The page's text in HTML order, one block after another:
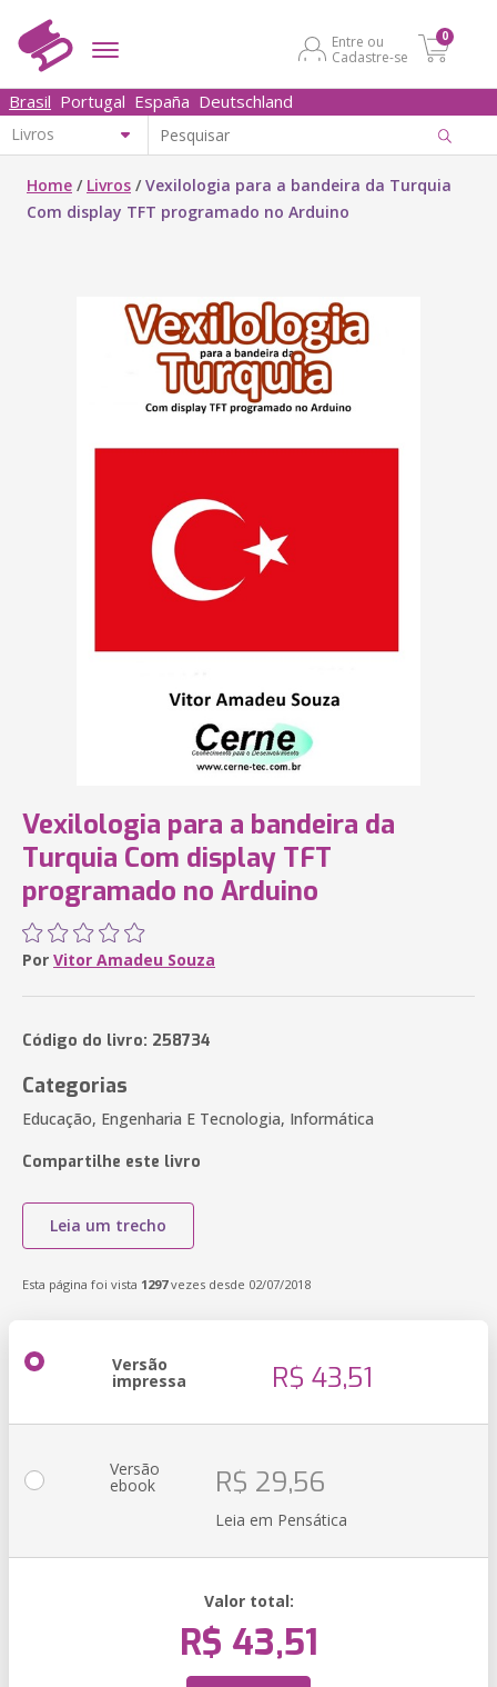
Entre ou
Cadastre-se
0
Brasil Portugal España Deutschland
Home / Livros /Vexilologia para a bandeira da Turquia
Com display TFT programado no Arduino
Vexilologia para a bandeira da
Turquia Com display TFT
programado no Arduino
Por Vitor Amadeu Souza
Código do livro: 258734
Categorias
Educação, Engenharia E Tecnologia, Informática
Compartilhe este livro
Leia um trecho
Esta página foi vista 1297vezes desde 02/07/2018
Versão
impressa R$ 43,51
Versão
ebook R$ 29,56
Leia em Pensática
Valor total:
R$ 43,51